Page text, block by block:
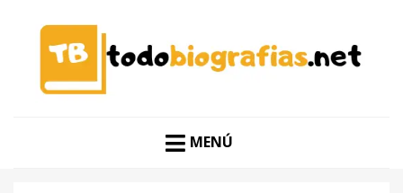
TODO BIOGRAFÍAS
MENÚ